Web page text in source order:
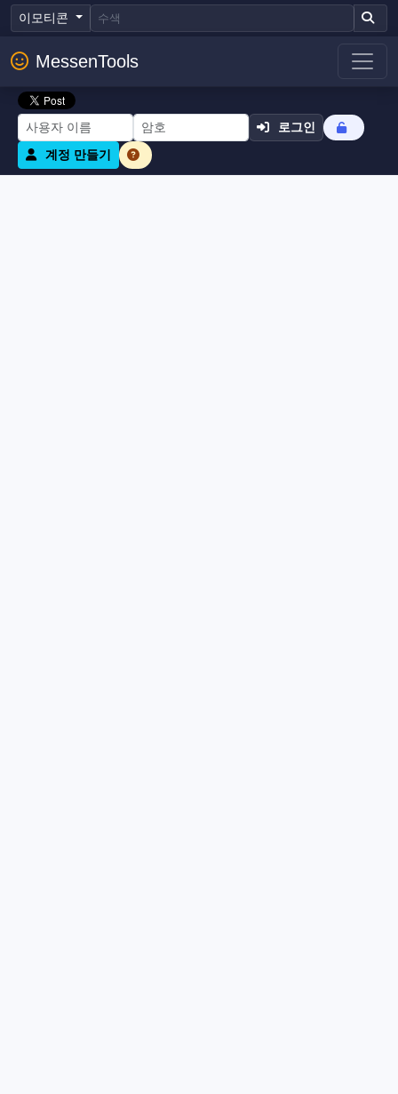
이모티콘
MessenTools
로그인
계정 만들기